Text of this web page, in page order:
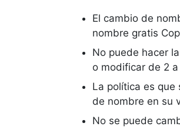
El cambio de
nombre gratis
No puede hacer
o modificar de 2
La política es que
de nombre en su
No se puede